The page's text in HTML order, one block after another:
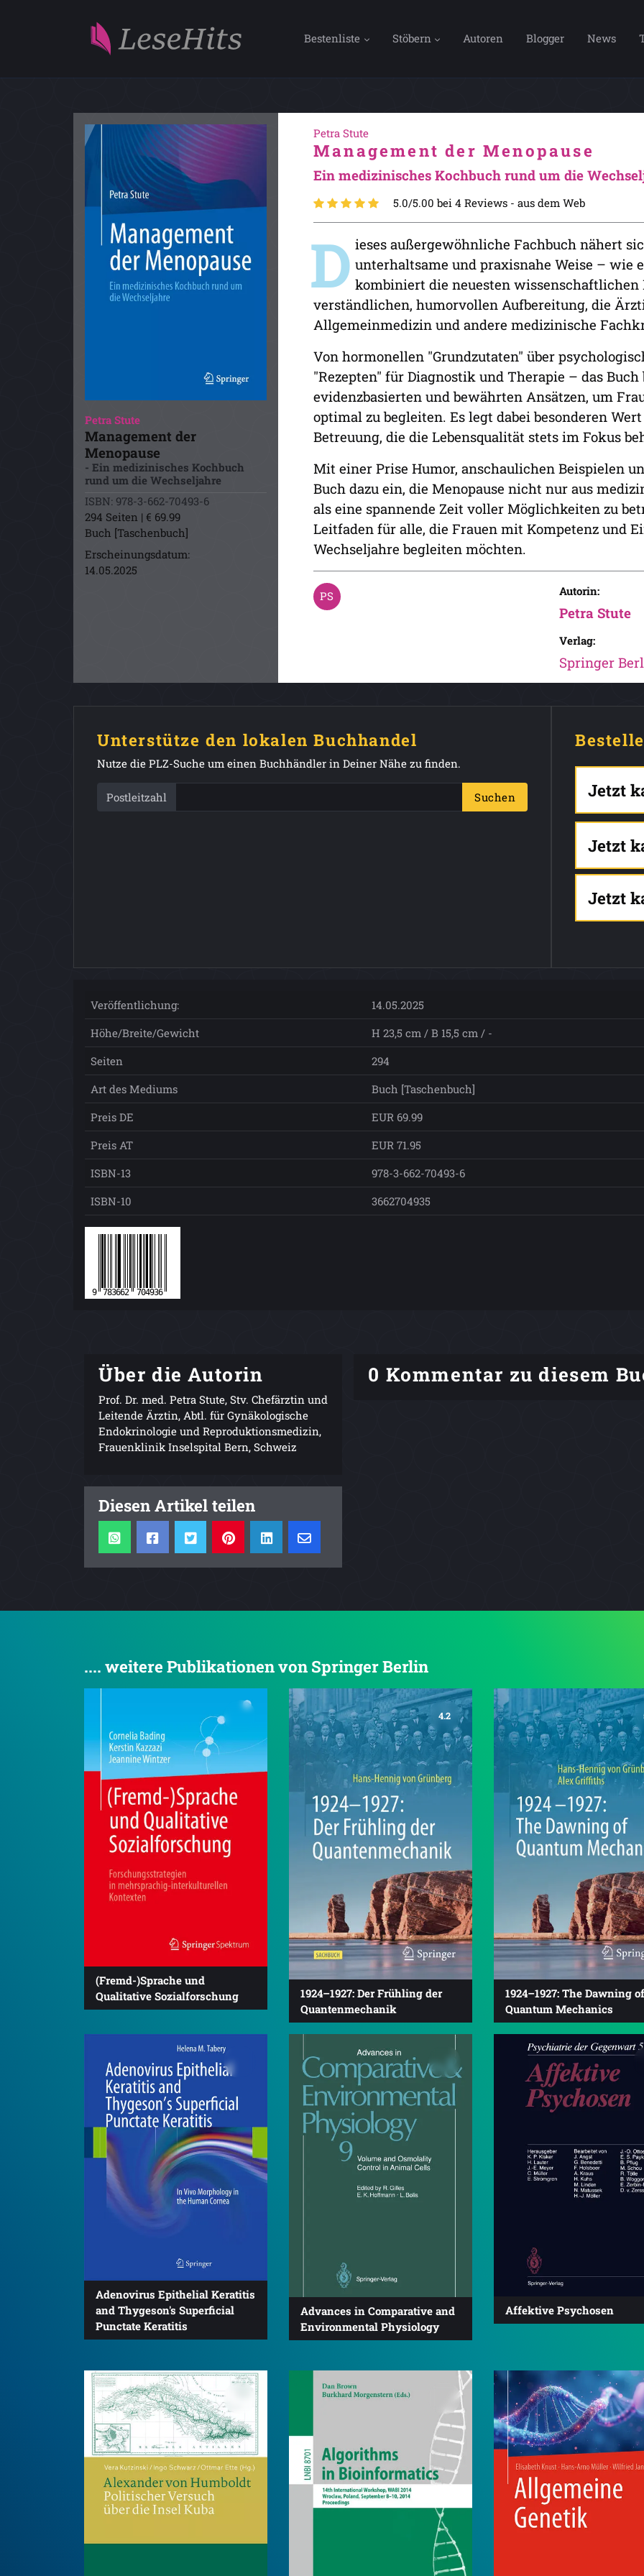
Bestenliste Stöbern Autoren Blogger News
Petra Stute
Management der
Menopause
- Ein medizinisches Kochbuch
rund um die Wechseljahre
ISBN: 978-3-662-70493-6
294 Seiten | € 69.99
Buch [Taschenbuch]
Erscheinungsdatum:
14.05.2025
Petra Stute
Management der Menopause
Ein medizinisches Kochbuch rund um die
5.0/5.00 bei 4 Reviews - aus dem Web
D ieses außergewöhnliche Fachbuch nähert
unterhaltsame und praxisnahe Weise – wie
kombiniert die neuesten
verständlichen, humorvollen Aufbereitung, die
Allgemeinmedizin und andere medizinische
Von hormonellen "Grundzutaten" über
"Rezepten" für Diagnostik und Therapie – das
evidenzbasierten und bewährten Ansätzen, um
optimal zu begleiten. Es legt dabei besonderen
Betreuung, die die Lebensqualität stets im Fokus
Mit einer Prise Humor, anschaulichen Beispielen
Buch dazu ein, die Menopause nicht nur aus
als eine spannende Zeit voller Möglichkeiten zu
Leitfaden für alle, die Frauen mit Kompetenz und
Wechseljahre begleiten möchten.
Autorin:
Petra Stute
Verlag:
Springer
Unterstütze den lokalen Buchhandel
Nutze die PLZ-Suche um einen Buchhändler in Deiner Nähe zu finden.
Postleitzahl Suchen Jetzt
Jetzt
Jetzt
Veröffentlichung:
14.05.2025
Höhe/Breite/Gewicht
H 23,5 cm / B 15,5 cm / -
Seiten
294
Art des Mediums
Buch [Taschenbuch]
Preis DE
EUR 69.99
Preis AT
EUR 71.95
ISBN-13
978-3-662-70493-6
ISBN-10
3662704935
Über die Autorin
Prof. Dr. med. Petra Stute, Stv. Chefärztin und
Leitende Ärztin, Abtl. für Gynäkologische
Endokrinologie und Reproduktionsmedizin,
Frauenklinik Inselspital Bern, Schweiz
Diesen Artikel teilen
0 Kommentar zu diesem
.... weitere Publikationen von Springer Berlin
(Fremd-)Sprache und
Qualitative Sozialforschung
4.2
1924–1927: Der Frühling der
Quantenmechanik
1924–1927: The Dawning of
Quantum Mechanics
Adenovirus Epithelial Keratitis
and Thygeson's Superficial
Punctate Keratitis
Advances in Comparative and
Environmental Physiology
Affektive Psychosen